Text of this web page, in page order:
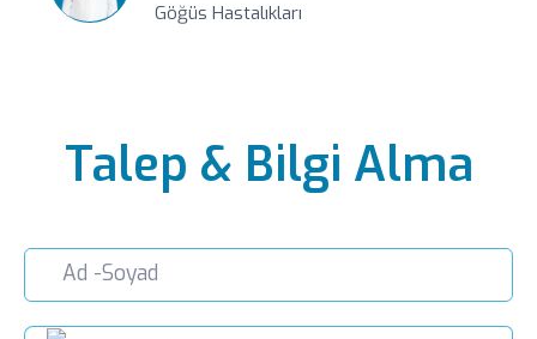
Göğüs Hastalıkları
LIV HOSPITAL BAHÇEŞEHIR
LIV HOSPITAL ANKARA
Uzm. Dr. Mine Önal
Talep & Bilgi Alma